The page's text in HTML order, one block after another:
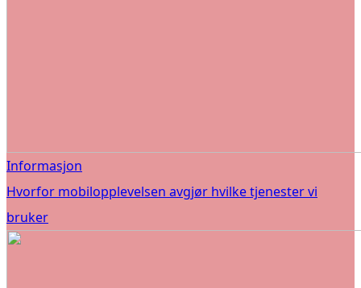
Informasjon
Hvorfor mobilopplevelsen avgjør hvilke tjenester vi
bruker